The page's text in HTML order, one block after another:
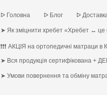
ᐅ Головна ᐅ Блог ᐅ
➤ Як зміцнити хребет «Хребет ↔ це
❗❗❗ АКЦІЯ на ортопедичні матраци
➤ Вся продукція сертифікована +
➤ Умови повернення та обміну